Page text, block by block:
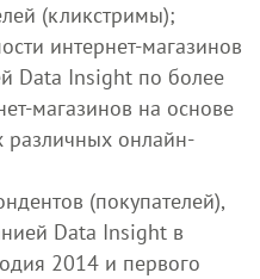
(кликстримы);
интернет-магазинов
Data Insight по более
магазинов на основе
различных онлайн-
(покупателей),
Data Insight в
2014 и первого